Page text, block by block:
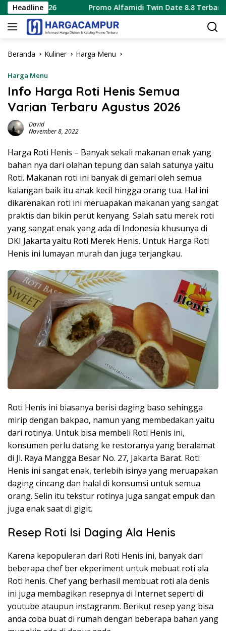
Langsung
ke
konten
Headline
2026 Promo Alfamidi Twin Date 8.8 Terbaru 8
Beranda Kuliner Harga Menu
Harga Menu
Info Harga Roti Henis Semua
Varian Terbaru Agustus 2026
David
November 8, 2022
Harga Roti Henis – Banyak sekali makanan enak yang
bahan nya dari olahan tepung dan salah satunya yaitu
Roti. Makanan roti ini banyak di gemari oleh semua
kalangan baik itu anak kecil hingga orang tua. Hal ini
dikarenakan roti ini meruapakan makanan yang sangat
praktis dan bikin perut kenyang. Salah satu merek roti
yang sangat enak yang ada di Indonesia khusunya di
DKI Jakarta yaitu Roti Merek Henis. Untuk Harga Roti
Henis ini lumayan murah dan juga terjangkau.
Roti Henis ini biasanya berisi daging baso sehingga
mirip dengan bakpao, namun yang membedakan yaitu
dari rotinya. Untuk bisa membeli Roti Henis ini,
konsumen perlu datang ke restoranya yang beralamat
di Jl. Raya Mangga Besar No. 27, Jakarta Barat. Roti
Henis ini sangat enak, terlebih isinya yang meruapakan
daging cincang dan halal di konsumsi untuk semua
orang. Selin itu tekstur rotinya juga sangat empuk dan
juga enak saat di gigit.
Resep Roti Isi Daging Ala Henis
Karena kepopuleran dari Roti Henis ini, banyak dari
beberapa chef ber ekperiment untuk mebuat roti ala
Roti henis. Chef yang berhasil membuat roti ala denis
ini juga membagikan resepnya di Internet seperti di
youtube ataupun instagranm. Berikut resep yang bisa
anda coba buat di rumah dengan beberapa bahan yang